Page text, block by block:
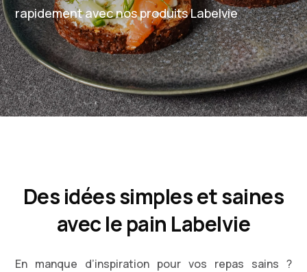
rapidement avec nos produits Labelvie
Des idées simples et saines
avec le pain Labelvie
En manque d’inspiration pour vos repas sains ?